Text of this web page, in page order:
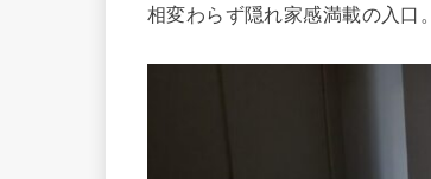
相変わらず隠れ家感満載の入口。